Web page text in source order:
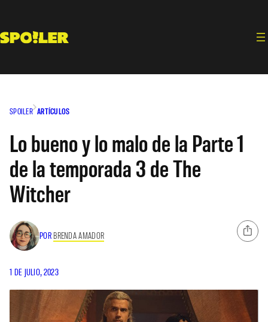
contenido
SPOILER ARTÍCULOS
Lo bueno y lo malo de la Parte 1
de la temporada 3 de The
Witcher
POR BRENDA AMADOR
1 DE JULIO, 2023